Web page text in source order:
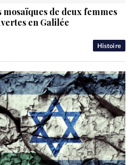
Histoire
de deux femmes
en Galilée